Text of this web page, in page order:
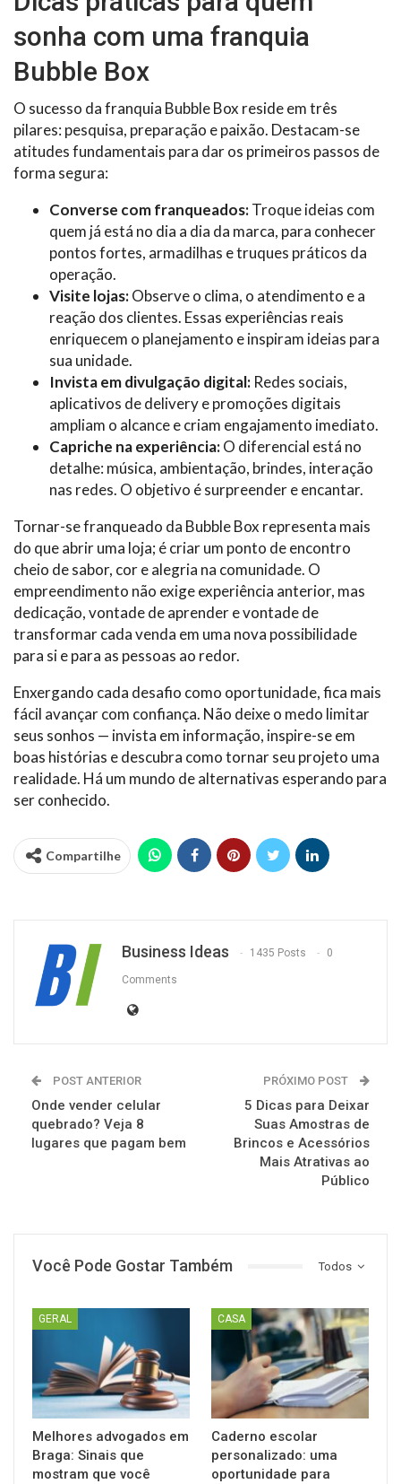
sonha com uma franquia
Bubble Box
O sucesso da franquia Bubble Box reside em três
pilares: pesquisa, preparação e paixão. Destacam-se
atitudes fundamentais para dar os primeiros passos de
forma segura:
Converse com franqueados:Troque ideias com
quem já está no dia a dia da marca, para conhecer
pontos fortes, armadilhas e truques práticos da
operação.
Visite lojas:Observe o clima, o atendimento e a
reação dos clientes. Essas experiências reais
enriquecem o planejamento e inspiram ideias para
sua unidade.
Invista em divulgação digital: Redes sociais,
aplicativos de delivery e promoções digitais
ampliam o alcance e criam engajamento imediato.
Capriche na experiência:O diferencial está no
detalhe: música, ambientação, brindes, interação
nas redes. O objetivo é surpreender e encantar.
Tornar-se franqueado da Bubble Box representa mais
do que abrir uma loja; é criar um ponto de encontro
cheio de sabor, cor e alegria na comunidade. O
empreendimento não exige experiência anterior, mas
dedicação, vontade de aprender e vontade de
transformar cada venda em uma nova possibilidade
para si e para as pessoas ao redor.
Enxergando cada desafio como oportunidade, fica mais
fácil avançar com confiança. Não deixe o medo limitar
seus sonhos — invista em informação, inspire-se em
boas histórias e descubra como tornar seu projeto uma
realidade. Há um mundo de alternativas esperando para
ser conhecido.
Compartilhe
Business Ideas 1435 Posts 0
Comments
POST ANTERIOR
Onde vender celular
quebrado? Veja 8
lugares que pagam bem
PRÓXIMO POST
5 Dicas para Deixar
Suas Amostras de
Brincos e Acessórios
Mais Atrativas ao
Público
Todos
Você Pode Gostar Também
GERAL
Melhores advogados em
Braga: Sinais que
mostram que você
CASA
Caderno escolar
personalizado: uma
oportunidade para